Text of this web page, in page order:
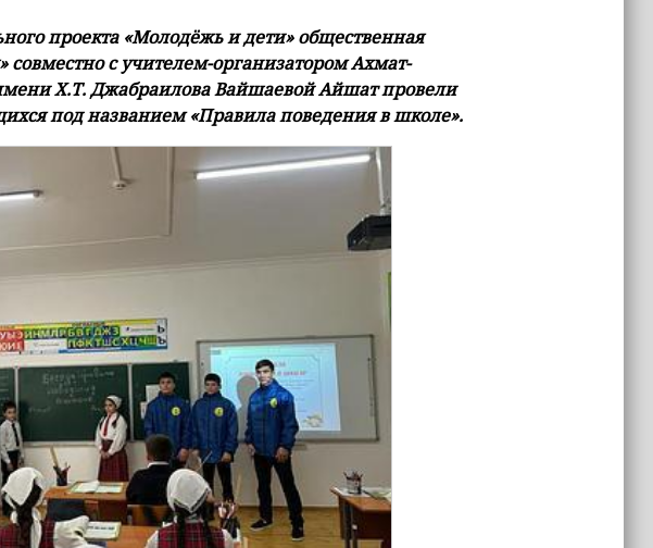
проекта «Молодёжь и дети» общественная
с учителем-организатором Ахмат-
Х.Т. Джабраилова Вайшаевой Айшат провели
под названием «Правила поведения в школе».